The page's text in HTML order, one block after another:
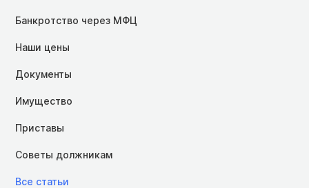
Банкротство через МФЦ
Наши цены
Документы
Имущество
Приставы
Советы должникам
Все статьи